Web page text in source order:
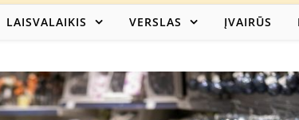
LAISVALAIKIS VERSLAS ĮVAIRŪS